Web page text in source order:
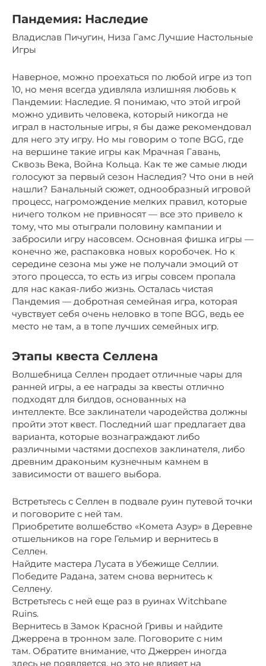
Пандемия: Наследие
Владислав Пичугин, Низа Гамс Лучшие Настольные
Игры
Наверное, можно проехаться по любой игре из топ
10, но меня всегда удивляла излишняя любовь к
Пандемии: Наследие. Я понимаю, что этой игрой
можно удивить человека, который никогда не
играл в настольные игры, я бы даже рекомендовал
для него эту игру. Но мы говорим о топе BGG, где
на вершине такие игры как Мрачная Гавань,
Сквозь Века, Война Кольца. Как те же самые люди
голосуют за первый сезон Наследия? Что они в ней
нашли? Банальный сюжет, однообразный игровой
процесс, нагромождение мелких правил, которые
ничего толком не привносят — все это привело к
тому, что мы отыграли половину кампании и
забросили игру насовсем. Основная фишка игры —
конечно же, распаковка новых коробочек. Но к
середине сезона мы уже не получали эмоций от
этого процесса, то есть из игры совсем пропала
для нас какая-либо жизнь. Осталась чистая
Пандемия — добротная семейная игра, которая
чувствует себя очень неловко в топе BGG, ведь ее
место не там, а в топе лучших семейных игр.
Этапы квеста Селлена
Волшебница Селлен продает отличные чары для
ранней игры, а ее награды за квесты отлично
подходят для билдов, основанных на
интеллекте. Все заклинатели чародейства должны
пройти этот квест. Последний шаг предлагает два
варианта, которые вознаграждают либо
различными частями доспехов заклинателя, либо
древним драконьим кузнечным камнем в
зависимости от вашего выбора.
Встретьтесь с Селлен в подвале руин путевой точки
и поговорите с ней там.
Приобретите волшебство «Комета Азур» в Деревне
отшельников на горе Гельмир и вернитесь в
Селлен.
Найдите мастера Лусата в Убежище Селлии.
Победите Радана, затем снова вернитесь к
Селлену.
Встретьтесь с ней еще раз в руинах Witchbane
Ruins.
Вернитесь в Замок Красной Гривы и найдите
Джеррена в тронном зале. Поговорите с ним
там. Обратите внимание, что Джеррен иногда
здесь не появляется, но это не влияет на